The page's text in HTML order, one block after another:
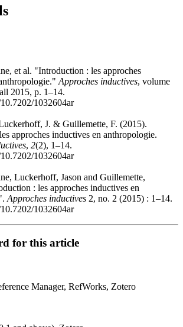
et al. "Introduction : les approches
Approches inductives, volume
2015, p. 1–14.
1032604ar
J. & Guillemette, F. (2015).
approches inductives en anthropologie.
, 2(2), 1–14.
1032604ar
Luckerhoff, Jason and Guillemette,
: les approches inductives en
Approches inductives 2, no. 2 (2015) : 1–14.
1032604ar
for this article
Manager, RefWorks, Zotero